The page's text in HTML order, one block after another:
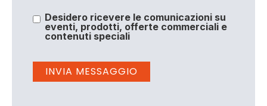
Desidero ricevere le comunicazioni su
eventi, prodotti, offerte commerciali e
contenuti speciali